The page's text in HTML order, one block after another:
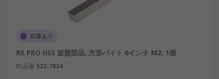
パーティングブロック
ねじ切りホルダ・バー
在庫あり
RS PRO HSS 旋盤部品, 方形バイト 6インチ M2, 1個
RS品番 522-7834